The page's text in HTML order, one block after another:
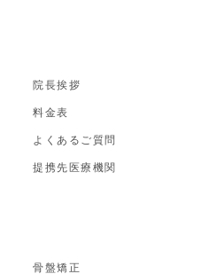
院長挨拶
料金表
よくあるご質問
提携先医療機関
骨盤矯正